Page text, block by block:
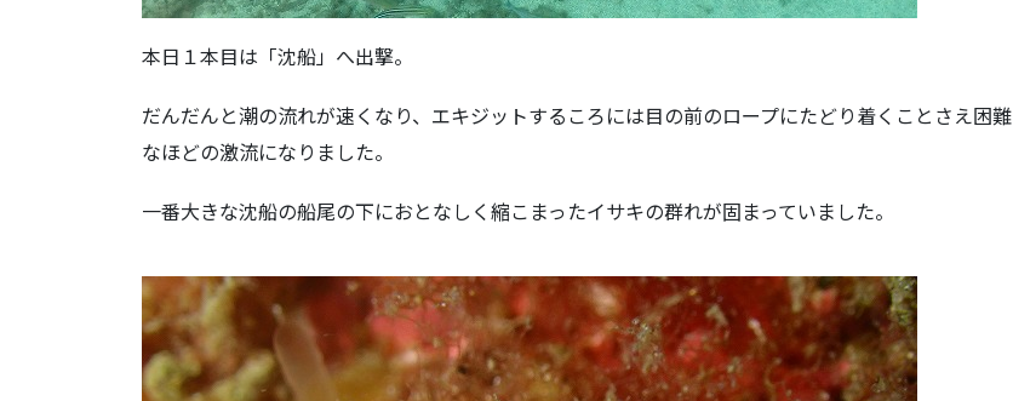
本日１本目は「沈船」へ出撃。
だんだんと潮の流れが速くなり、エキジットするころには目の前のロープにたどり着くことさえ困難
なほどの激流になりました。
一番大きな沈船の船尾の下におとなしく縮こまったイサキの群れが固まっていました。